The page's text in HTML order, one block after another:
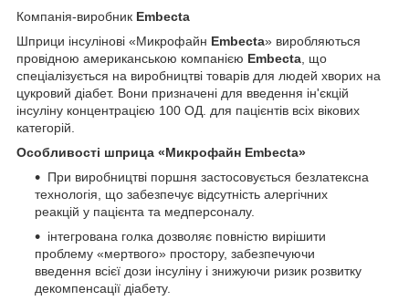
Компанія-виробник Embecta
Шприци інсулінові «Микрофайн Embecta» виробляються
провідною американською компанією Embecta , що
спеціалізується на виробництві товарів для людей хворих на
цукровий діабет. Вони призначені для введення ін'єкцій
інсуліну концентрацією 100 ОД. для пацієнтів всіх вікових
категорій.
Особливості шприца «Микрофайн Embecta»
При виробництві поршня застосовується безлатексна
технологія, що забезпечує відсутність алергічних
реакцій у пацієнта та медперсоналу.
інтегрована голка дозволяє повністю вирішити
проблему «мертвого» простору, забезпечуючи
введення всієї дози інсуліну і знижуючи ризик розвитку
декомпенсації діабету.